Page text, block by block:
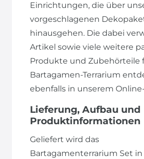
Einrichtungen, die über
vorgeschlagenen
hinausgehen. Die dabei
Artikel sowie viele weitere
Produkte und Zubehörteile
Bartagamen-Terrarium
ebenfalls in unserem
Lieferung, Aufbau und
Produktinformationen
Geliefert wird das
Bartagamenterrarium Set in